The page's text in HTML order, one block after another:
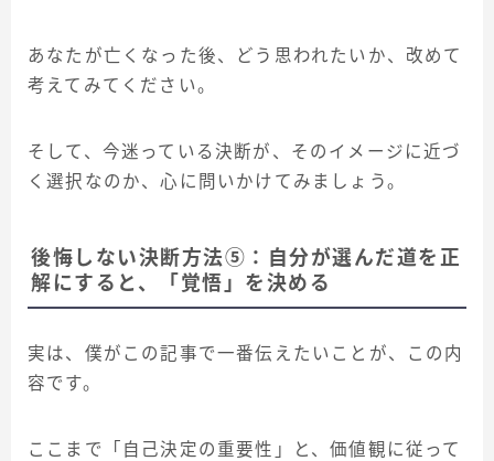
あなたが亡くなった後、どう思われたいか、改めて
考えてみてください。
そして、今迷っている決断が、そのイメージに近づ
く選択なのか、心に問いかけてみましょう。
後悔しない決断方法⑤：自分が選んだ道を正
解にすると、「覚悟」を決める
実は、僕がこの記事で一番伝えたいことが、この内
容です。
ここまで「自己決定の重要性」と、価値観に従って